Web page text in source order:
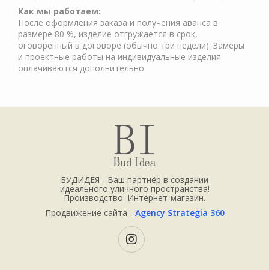
Как мы работаем:
После оформления заказа и получения аванса в
размере 80 %, изделие отгружается в срок,
оговоренный в договоре (обычно три недели). Замеры
и проектные работы на индивидуальные изделия
оплачиваются дополнительно
БУДИДЕЯ - Ваш партнёр в создании
идеального уличного пространства!
Производство. Интернет-магазин.
Продвижение сайта - Agency Strategia 360